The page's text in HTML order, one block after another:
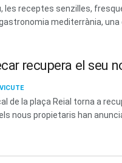
les receptes senzilles,
mediterrània,
recupera el seu
de la plaça Reial torna a
nous propietaris han